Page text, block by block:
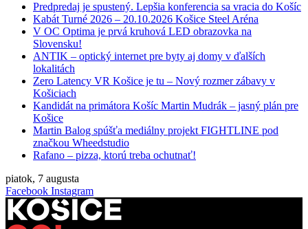
Predpredaj je spustený. Lepšia konferencia sa vracia do Košíc
Kabát Turné 2026 – 20.10.2026 Košice Steel Aréna
V OC Optima je prvá kruhová LED obrazovka na
Slovensku!
ANTIK – optický internet pre byty aj domy v ďalších
lokalitách
Zero Latency VR Košice je tu – Nový rozmer zábavy v
Košiciach
Kandidát na primátora Košíc Martin Mudrák – jasný plán pre
Košice
Martin Balog spúšťa mediálny projekt FIGHTLINE pod
značkou Wheedstudio
Rafano – pizza, ktorú treba ochutnať!
piatok, 7 augusta
Facebook Instagram